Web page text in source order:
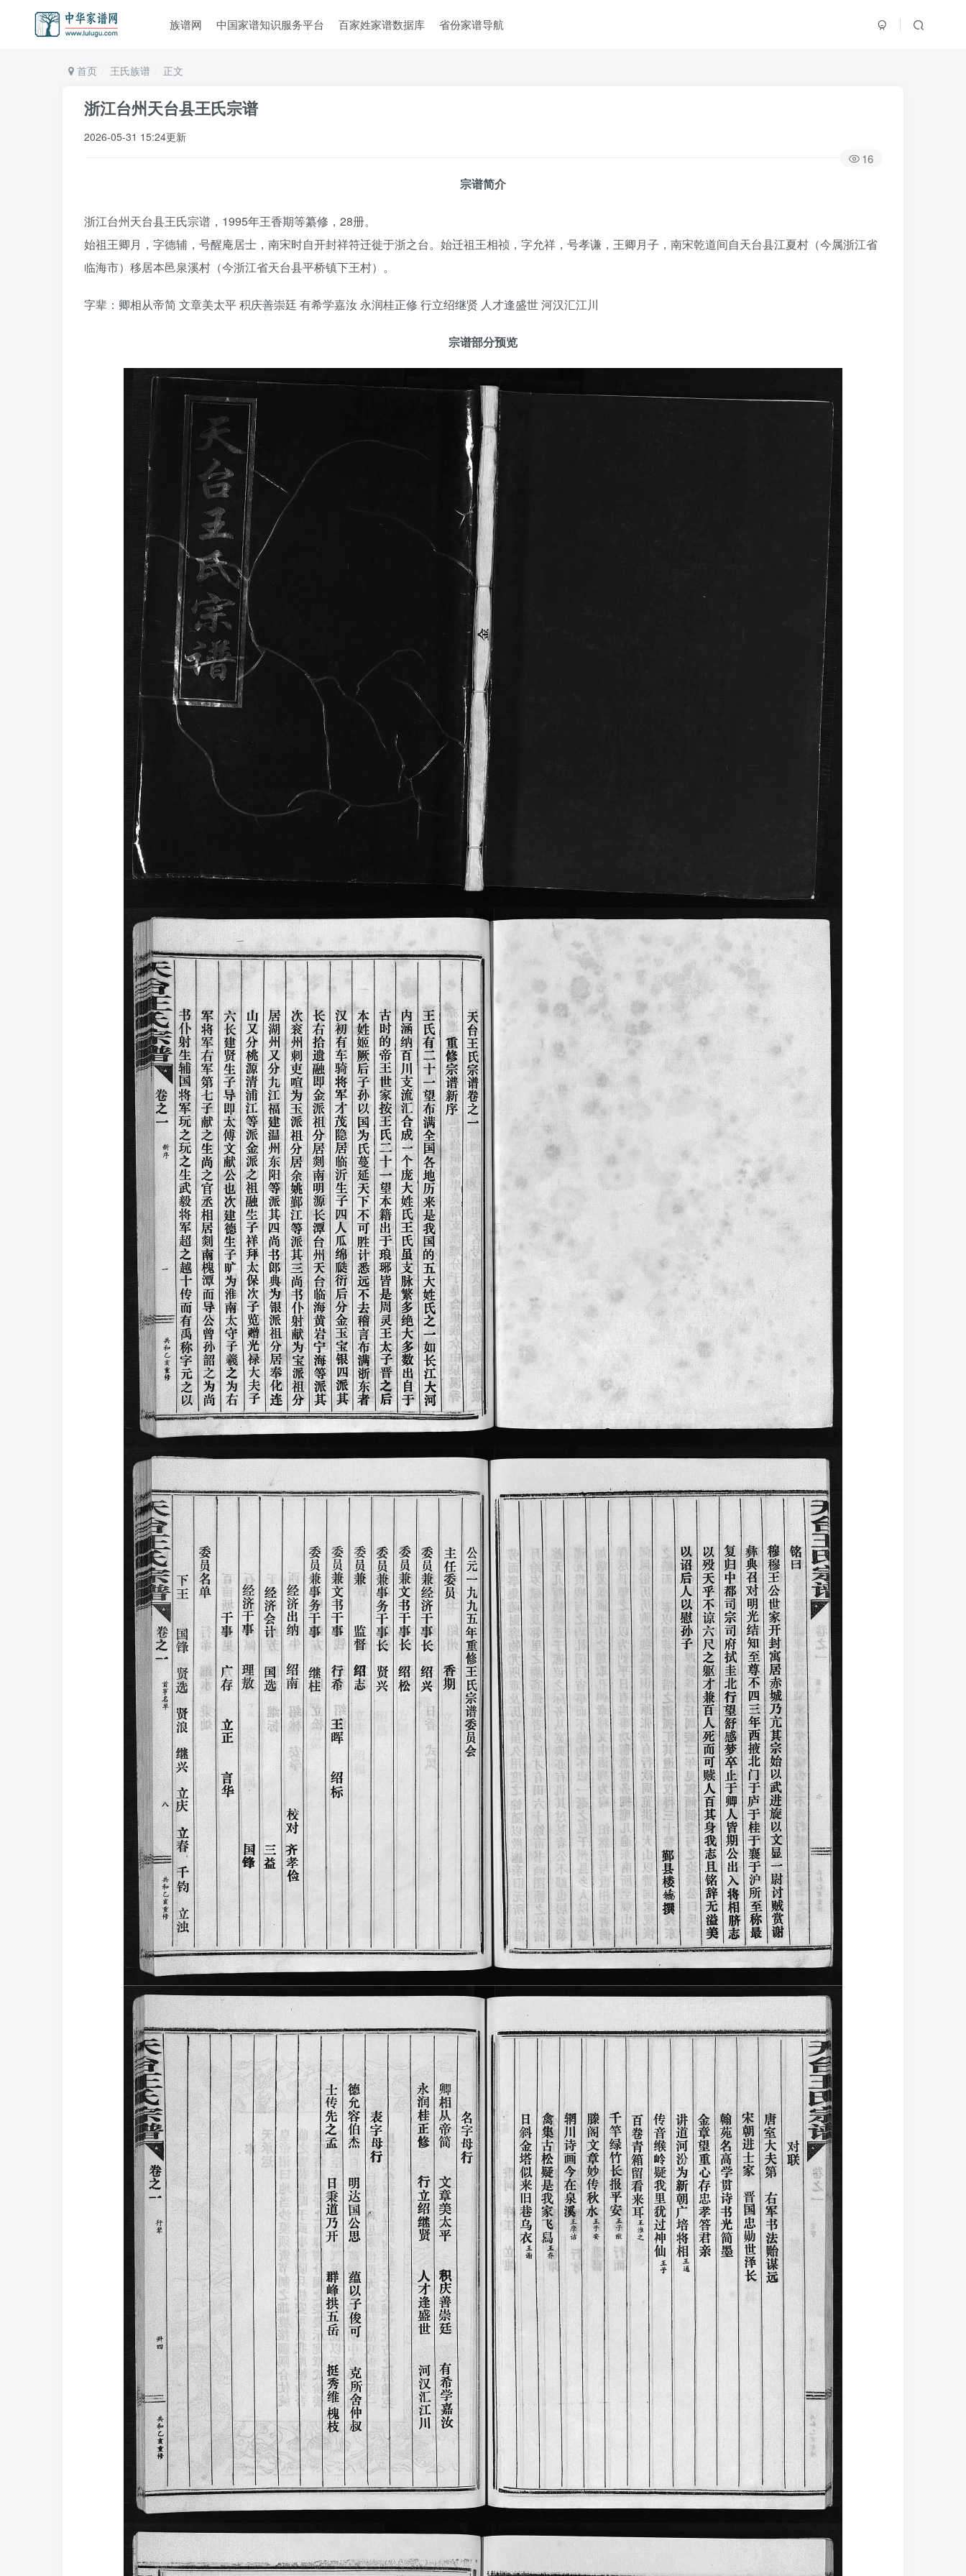
族谱网 中国家谱知识服务平台 百家姓家谱数据库 省份家谱导航
首页 王氏族谱 正文
浙江台州天台县王氏宗谱
2026-05-31 15:24更新
16
宗谱简介
浙江台州天台县王氏宗谱，1995年王香期等纂修，28册。
始祖王卿月，字德辅，号醒庵居士，南宋时自开封祥符迁徙于浙之台。始迁祖王相祯，字允祥，号孝谦，王卿月子，南宋乾道间自天台县江夏村（今属浙江省
临海市）移居本邑泉溪村（今浙江省天台县平桥镇下王村）。
字辈：卿相从帝简 文章美太平 积庆善崇廷 有希学嘉汝 永润桂正修 行立绍继贤 人才逢盛世 河汉汇江川
宗谱部分预览